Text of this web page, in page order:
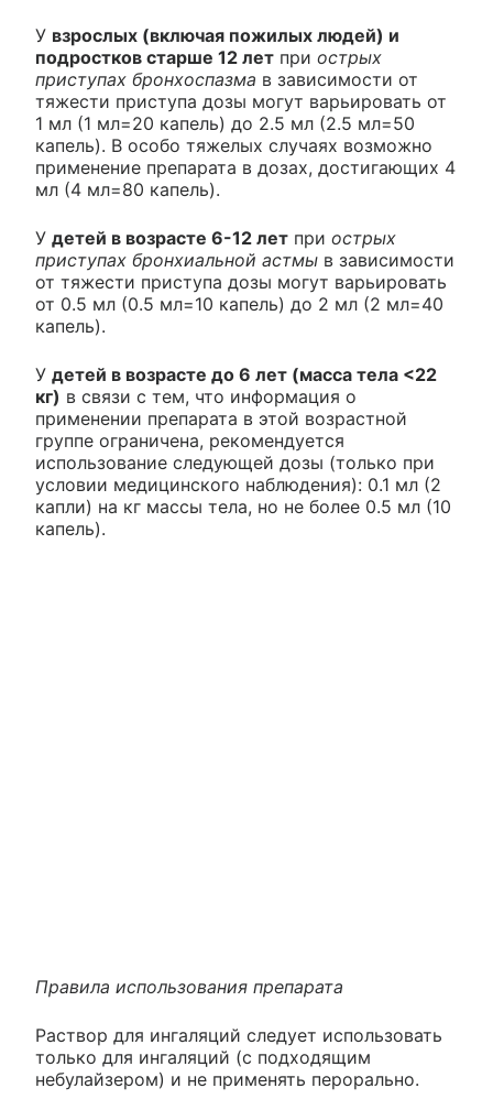
У взрослых (включая пожилых людей) и
подростков старше 12 лет при острых
приступах бронхоспазма в зависимости от
тяжести приступа дозы могут варьировать от
1 мл (1 мл=20 капель) до 2.5 мл (2.5 мл=50
капель). В особо тяжелых случаях возможно
применение препарата в дозах, достигающих 4
мл (4 мл=80 капель).
У детей в возрасте 6-12 лет при острых
приступах бронхиальной астмы в зависимости
от тяжести приступа дозы могут варьировать
от 0.5 мл (0.5 мл=10 капель) до 2 мл (2 мл=40
капель).
У детей в возрасте до 6 лет (масса тела <22
кг) в связи с тем, что информация о
применении препарата в этой возрастной
группе ограничена, рекомендуется
использование следующей дозы (только при
условии медицинского наблюдения): 0.1 мл (2
капли) на кг массы тела, но не более 0.5 мл (10
капель).
Правила использования препарата
Раствор для ингаляций следует использовать
только для ингаляций (с подходящим
небулайзером) и не применять перорально.